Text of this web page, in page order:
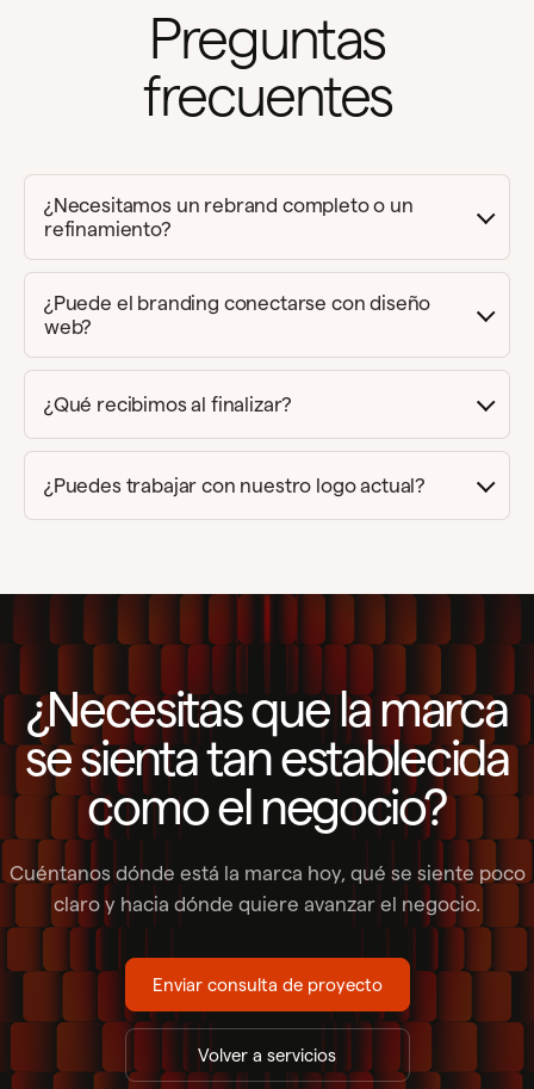
Preguntas
frecuentes
¿Necesitamos un rebrand completo o un
refinamiento?
¿Puede el branding conectarse con diseño
web?
¿Qué recibimos al finalizar?
¿Puedes trabajar con nuestro logo actual?
¿Necesitas que la marca
se sienta tan establecida
como el negocio?
Cuéntanos dónde está la marca hoy, qué se siente poco
claro y hacia dónde quiere avanzar el negocio.
Enviar consulta de proyecto
Volver a servicios